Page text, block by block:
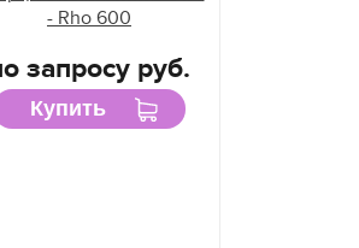
- Rho 600
запросу руб.
Купить